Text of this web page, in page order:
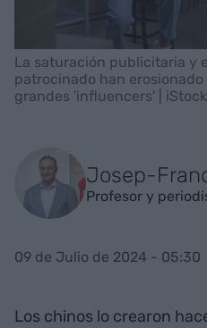
La saturación publicitaria y
patrocinado han
grandes 'influencers' | iStock
Josep-
Profesor y
09 de Julio de 2024 - 05:30
Los chinos lo crearon